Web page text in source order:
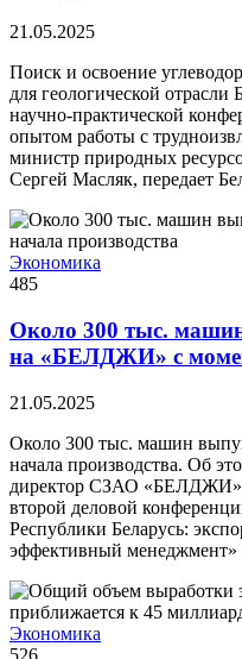
21.05.2025
Поиск и освоение
для геологической
научно-практической
опытом работы с
министр природных
Сергей Масляк, передает
Экономика
485
Около 300 тыс.
на «БЕЛДЖИ» с
21.05.2025
Около 300 тыс. машин
начала производства. Об
директор СЗАО «БЕЛДЖИ»
второй деловой
Республики Беларусь:
эффективный
Экономика
526